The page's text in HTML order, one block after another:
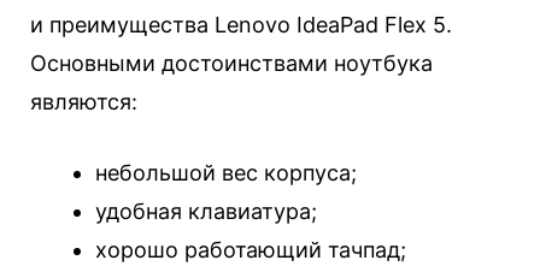
и преимущества Lenovo IdeaPad Flex 5.
Основными достоинствами ноутбука
являются:
небольшой вес корпуса;
удобная клавиатура;
хорошо работающий тачпад;